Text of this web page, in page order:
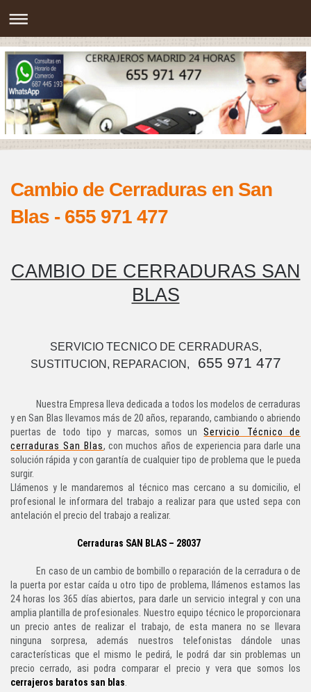
Cambio de Cerraduras en San
Blas - 655 971 477
CAMBIO DE CERRADURAS SAN
BLAS
SERVICIO TECNICO DE CERRADURAS,
SUSTITUCION, REPARACION,
655 971 477
Nuestra Empresa lleva dedicada a todos los modelos de cerraduras
y en San Blas llevamos más de 20 años, reparando, cambiando o abriendo
puertas de todo tipo y marcas, somos un
Servicio Técnico de
cerraduras San Blas, con muchos años de experiencia para darle una
solución rápida y con garantía de cualquier tipo de problema que le pueda
surgir.
Llámenos y le mandaremos al técnico mas cercano a su domicilio, el
profesional le informara del trabajo a realizar para que usted sepa con
antelación el precio del trabajo a realizar.
Cerraduras SAN BLAS – 28037
En caso de un cambio de bombillo o reparación de la cerradura o de
la puerta por estar caída u otro tipo de problema, llámenos estamos las
24 horas los 365 días abiertos, para darle un servicio integral y con una
amplia plantilla de profesionales. Nuestro equipo técnico le proporcionara
un precio antes de realizar el trabajo, de esta manera no se llevara
ninguna sorpresa, además nuestros telefonistas dándole unas
características que el mismo le pedirá, le podrá dar sin problemas un
precio cerrado, asi podra comparar el precio y vera que somos los
cerrajeros baratos san blas.